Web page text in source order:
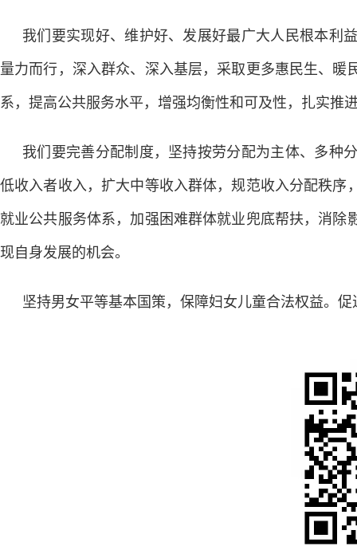
我们要实现好、维护好、发展好最广大人民根本利
量力而行，深入群众、深入基层，采取更多惠民生、
系，提高公共服务水平，增强均衡性和可及性，扎实推
我们要完善分配制度，坚持按劳分配为主体、多种
低收入者收入，扩大中等收入群体，规范收入分配秩
就业公共服务体系，加强困难群体就业兜底帮扶，消
现自身发展的机会。
坚持男女平等基本国策，保障妇女儿童合法权益。